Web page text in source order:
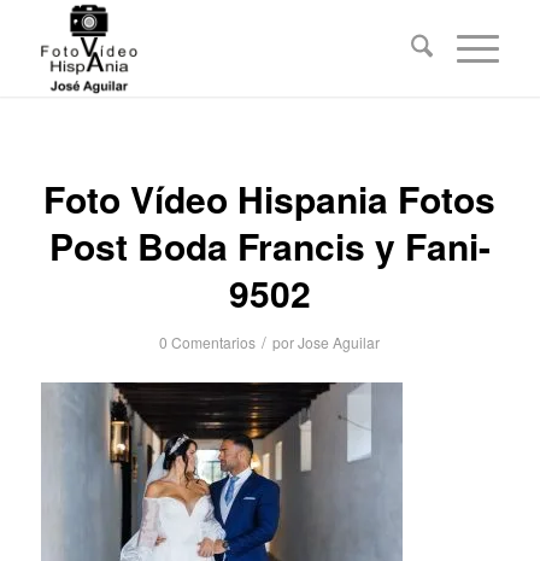
Foto Vídeo Hispania Fotos
Post Boda Francis y Fani-
9502
0 Comentarios / porJose Aguilar